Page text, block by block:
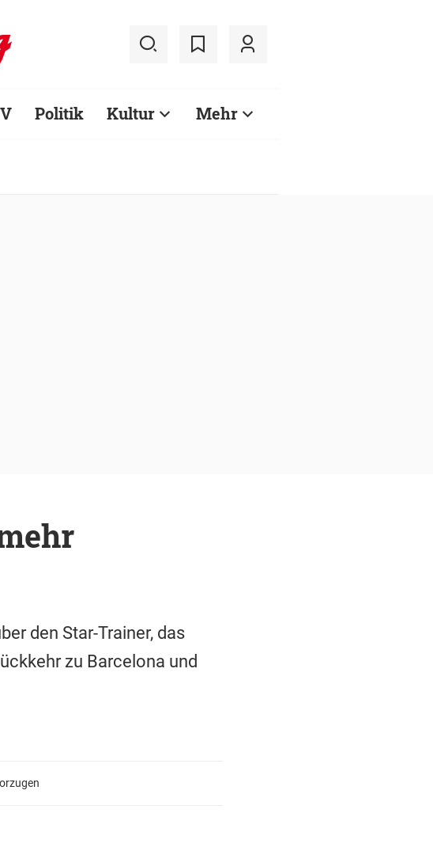
Politik Kultur Mehr
den Star-Trainer, das
zu Barcelona und